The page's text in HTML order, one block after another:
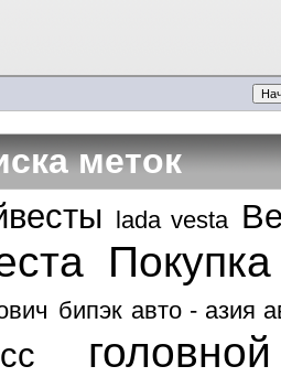
меток
lada vesta
бипэк авто - азия